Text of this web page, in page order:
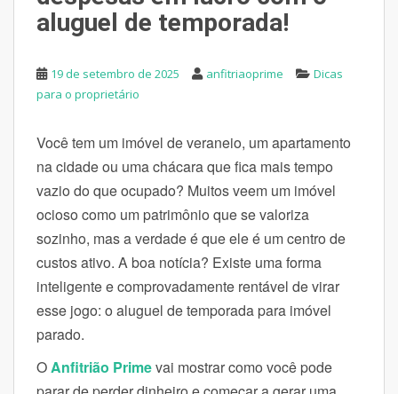
aluguel de temporada!
19 de setembro de 2025 anfitriaoprime
Dicas
para o proprietário
Você tem um imóvel de veraneio, um apartamento
na cidade ou uma chácara que fica mais tempo
vazio do que ocupado? Muitos veem um imóvel
ocioso como um patrimônio que se valoriza
sozinho, mas a verdade é que ele é um centro de
custos ativo. A boa notícia? Existe uma forma
inteligente e comprovadamente rentável de virar
esse jogo: o aluguel de temporada para imóvel
parado.
O Anfitrião Primevai mostrar como você pode